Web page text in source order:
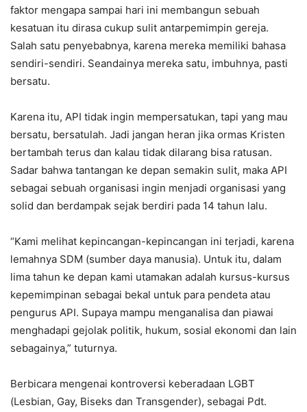
faktor mengapa sampai hari ini membangun sebuah
kesatuan itu dirasa cukup sulit antarpemimpin gereja.
Salah satu penyebabnya, karena mereka memiliki bahasa
sendiri-sendiri. Seandainya mereka satu, imbuhnya, pasti
bersatu.
Karena itu, API tidak ingin mempersatukan, tapi yang mau
bersatu, bersatulah. Jadi jangan heran jika ormas Kristen
bertambah terus dan kalau tidak dilarang bisa ratusan.
Sadar bahwa tantangan ke depan semakin sulit, maka API
sebagai sebuah organisasi ingin menjadi organisasi yang
solid dan berdampak sejak berdiri pada 14 tahun lalu.
“Kami melihat kepincangan-kepincangan ini terjadi, karena
lemahnya SDM (sumber daya manusia). Untuk itu, dalam
lima tahun ke depan kami utamakan adalah kursus-kursus
kepemimpinan sebagai bekal untuk para pendeta atau
pengurus API. Supaya mampu menganalisa dan piawai
menghadapi gejolak politik, hukum, sosial ekonomi dan lain
sebagainya,” tuturnya.
Berbicara mengenai kontroversi keberadaan LGBT
(Lesbian, Gay, Biseks dan Transgender), sebagai Pdt.